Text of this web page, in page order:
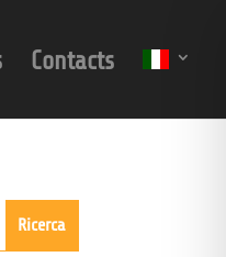
Contacts